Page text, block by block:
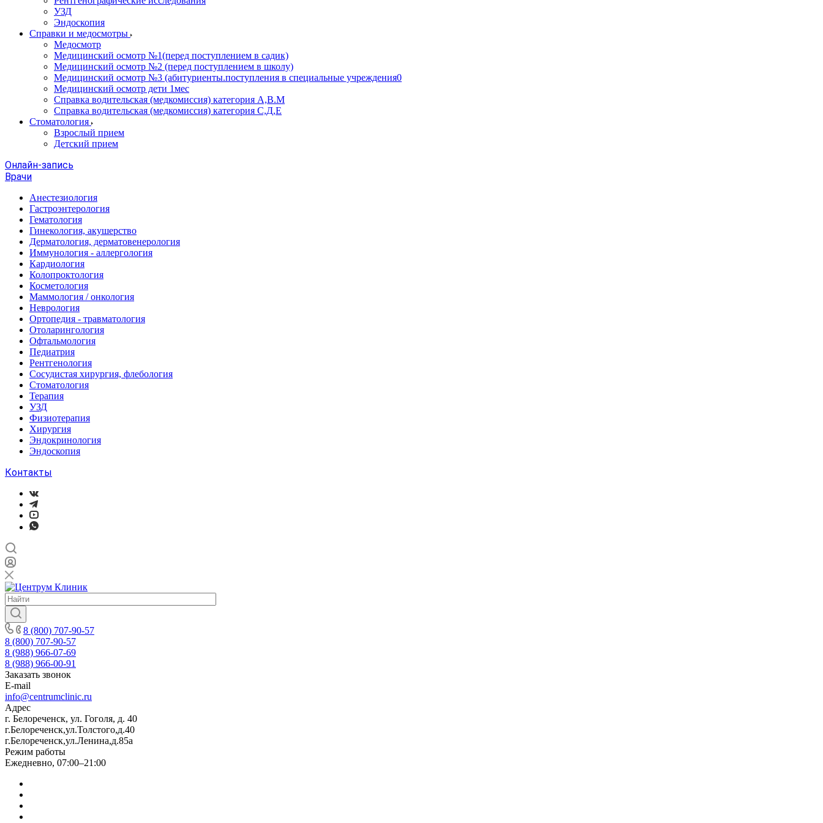
УЗД
Эндоскопия
Справки и медосмотры
Медосмотр
Медицинский осмотр №1(перед поступлением в садик)
Медицинский осмотр №2 (перед поступлением в школу)
Медицинский осмотр №3 (абитуриенты.поступления в специальные учреждения0
Медицинский осмотр дети 1мес
Справка водительская (медкомиссия) категория А,В.М
Справка водительская (медкомиссия) категория С,Д,Е
Стоматология
Взрослый прием
Детский прием
Онлайн-запись
Врачи
Анестезиология
Гастроэнтерология
Гематология
Гинекология, акушерство
Дерматология, дерматовенерология
Иммунология - аллергология
Кардиология
Колопроктология
Косметология
Маммология / онкология
Неврология
Ортопедия - травматология
Отоларингология
Офтальмология
Педиатрия
Рентгенология
Сосудистая хирургия, флебология
Стоматология
Терапия
УЗД
Физиотерапия
Хирургия
Эндокринология
Эндоскопия
Контакты
8 (800) 707-90-57
8 (800) 707-90-57
8 (988) 966-07-69
8 (988) 966-00-91
Заказать звонок
E-mail
info@centrumclinic.ru
Адрес
г. Белореченск, ул. Гоголя, д. 40
г.Белореченск,ул.Толстого,д.40
г.Белореченск,ул.Ленина,д.85а
Режим работы
Ежедневно, 07:00–21:00